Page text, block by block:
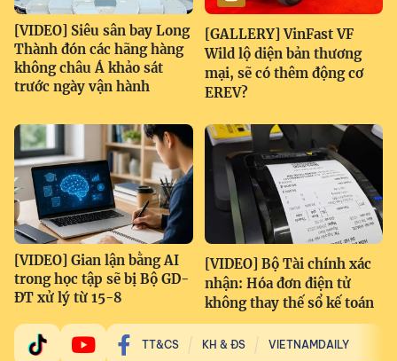
[VIDEO] Siêu sân bay Long
Thành đón các hãng hàng
không châu Á khảo sát
trước ngày vận hành
[GALLERY] VinFast VF
Wild lộ diện bản thương
mại, sẽ có thêm động cơ
EREV?
[VIDEO] Gian lận bằng AI
trong học tập sẽ bị Bộ GD-
ĐT xử lý từ 15-8
[VIDEO] Bộ Tài chính xác
nhận: Hóa đơn điện tử
không thay thế sổ kế toán
TT&CS KH & ĐS VIETNAMDAILY